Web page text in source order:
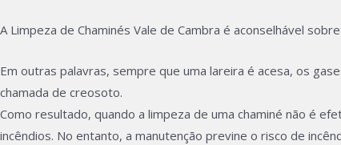
A Limpeza de Chaminés Vale de Cambra é aconselhável
Em outras palavras, sempre que uma lareira é acesa, os
chamada de creosoto.
Como resultado, quando a limpeza de uma chaminé não é
incêndios. No entanto, a manutenção previne o risco de